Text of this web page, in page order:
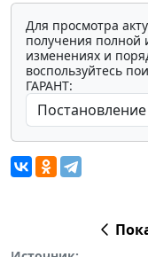
Для просмотра
получения полной
изменениях и
воспользуйтесь
ГАРАНТ: